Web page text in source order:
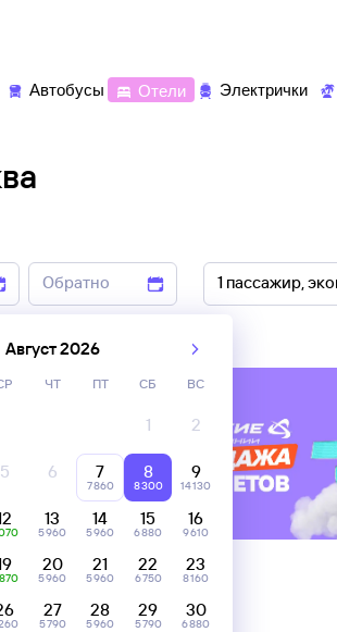
Автобусы Отели Электрички
Август 2026
ЧТ ПТ СБ ВС
1 2
5 6 7
7 ⁠860
8
8 ⁠300
9
14 ⁠130
13
5 ⁠960
14
5 ⁠960
15
6 ⁠880
16
9 ⁠610
20
5 ⁠960
21
5 ⁠960
22
6 ⁠750
23
8 ⁠160
27
5 ⁠790
28
5 ⁠960
29
5 ⁠790
30
6 ⁠880